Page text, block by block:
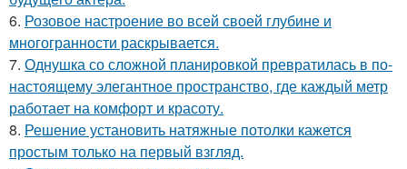
6. Розовое настроение во всей своей глубине и
многогранности раскрывается.
7. Однушка со сложной планировкой превратилась в по-
настоящему элегантное пространство, где каждый метр
работает на комфорт и красоту.
8. Решение установить натяжные потолки кажется
простым только на первый взгляд.